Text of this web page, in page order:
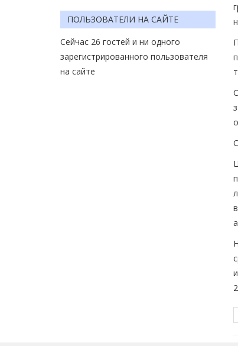
ПОЛЬЗОВАТЕЛИ НА САЙТЕ
Сейчас 26 гостей и ни одного
зарегистрированного пользователя
на сайте